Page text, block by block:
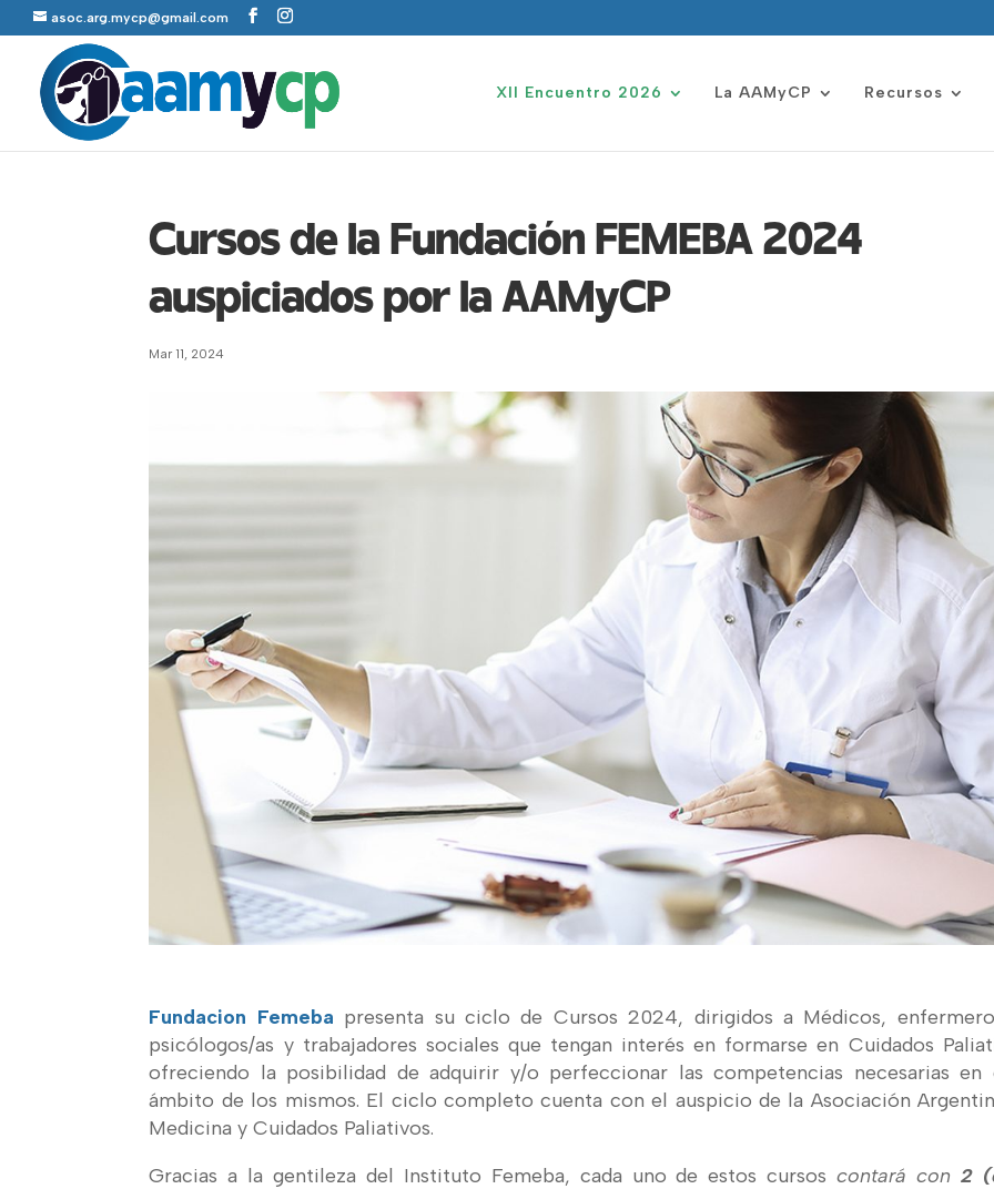
asoc.arg.mycp@gmail.com
XII Encuentro 2026 La AAMyCP Recursos
Cursos de la Fundación FEMEBA 2024
auspiciados por la AAMyCP
Mar 11, 2024
Fundacion Femeba presenta su ciclode Cursos 2024, dirigidos a Médicos,
psicólogos/as y trabajadores sociales que tengan interés en formarse en Cuidados
ofreciendo la posibilidad de adquirir y/o perfeccionar las competencias necesarias en
ámbito de los mismos. El ciclo completo cuenta con el auspicio de la Asociación
Medicina y Cuidados Paliativos.
Gracias a la gentileza del Instituto Femeba, cada uno de estos cursoscontará con 2